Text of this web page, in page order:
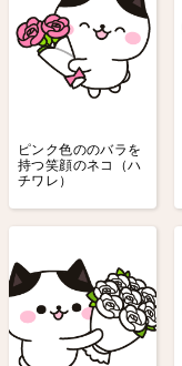
ピンク色ののバラを
持つ笑顔のネコ（ハ
チワレ）